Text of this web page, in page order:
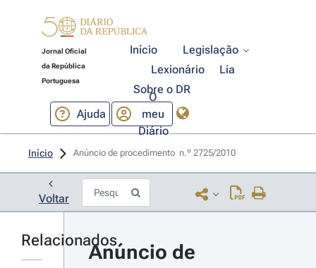
Jornal Oficial
da República
Portuguesa
Início
Legislação
Lexionário
Lia
Sobre o DR
Ajuda
O
meu
Diário
Início Anúncio de procedimento  n.º 2725/2010
Voltar
Relacionados
Anúncio de